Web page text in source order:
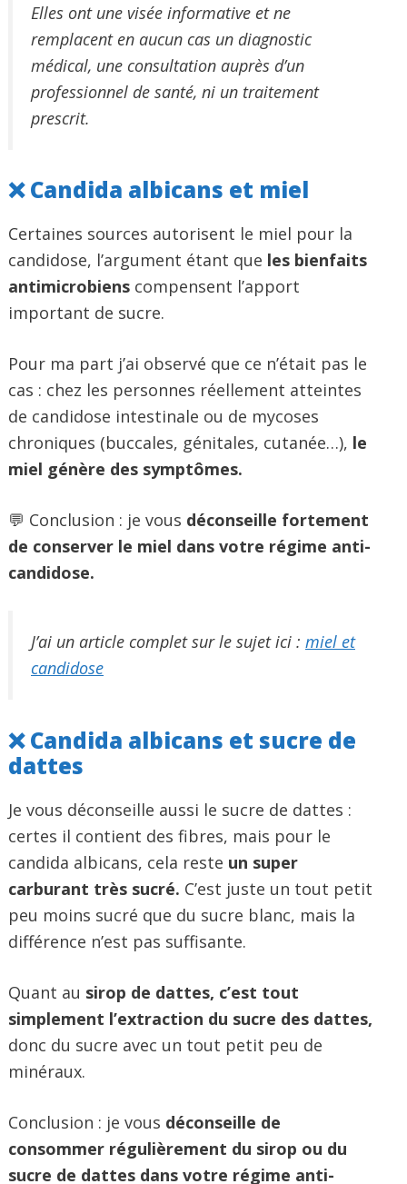
Elles ont une visée informative et ne
remplacent en aucun cas un diagnostic
médical, une consultation auprès d’un
professionnel de santé, ni un traitement
prescrit.
❌ Candida albicans et miel
Certaines sources autorisent le miel pour la
candidose, l’argument étant que les bienfaits
antimicrobiens compensent l’apport
important de sucre.
Pour ma part j’ai observé que ce n’était pas le
cas : chez les personnes réellement atteintes
de candidose intestinale ou de mycoses
chroniques (buccales, génitales, cutanée…), le
miel génère des symptômes.
💬 Conclusion : je vous déconseille fortement
de conserver le miel dans votre régime anti-
candidose.
J’ai un article complet sur le sujet ici : miel et
candidose
❌ Candida albicans et sucre de
dattes
Je vous déconseille aussi le sucre de dattes :
certes il contient des fibres, mais pour le
candida albicans, cela reste un super
carburant très sucré. C’est juste un tout petit
peu moins sucré que du sucre blanc, mais la
différence n’est pas suffisante.
Quant au sirop de dattes, c’est tout
simplement l’extraction du sucre des dattes,
donc du sucre avec un tout petit peu de
minéraux.
Conclusion : je vous déconseille de
consommer régulièrement du sirop ou du
sucre de dattes dans votre régime anti-